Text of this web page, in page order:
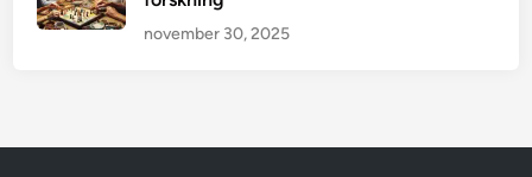
november 30, 2025